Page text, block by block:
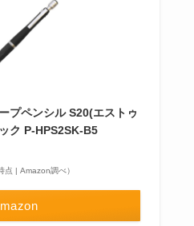
プペンシル S20(エストゥ
ク P-HPS2SK-B5
点 | Amazon調べ）